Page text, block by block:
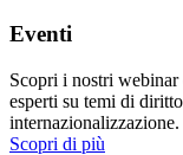
Eventi
Scopri i nostri
esperti su temi di
Scopri di più